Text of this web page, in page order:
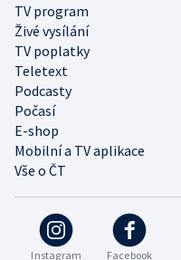
Instagram Facebook
TV program
Živé vysílání
TV poplatky
Teletext
Podcasty
Počasí
E-shop
Mobilní a TV aplikace
Vše o ČT